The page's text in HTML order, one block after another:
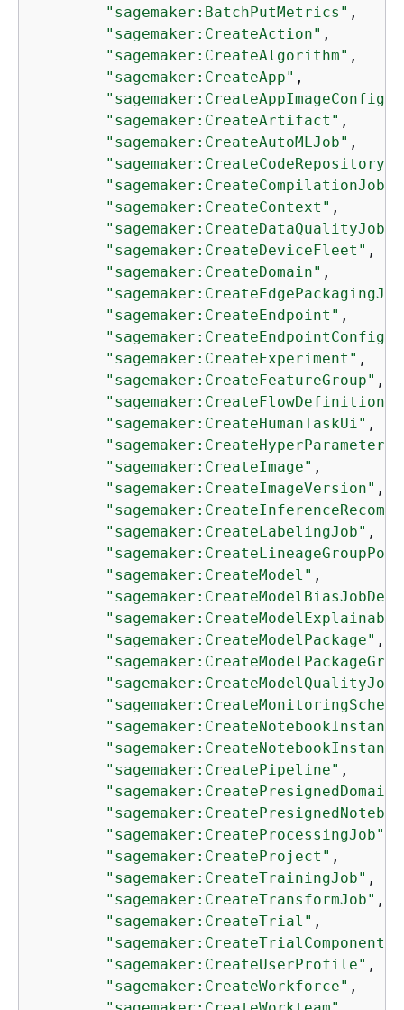
"sagemaker:BatchPutMetrics" ,
"sagemaker:CreateAction" ,
"sagemaker:CreateAlgorithm" ,
"sagemaker:CreateApp" ,
"sagemaker:CreateAppImageConfig"
"sagemaker:CreateArtifact" ,
"sagemaker:CreateAutoMLJob" ,
"sagemaker:CreateCodeRepository"
"sagemaker:CreateCompilationJob"
"sagemaker:CreateContext" ,
"sagemaker:CreateDeviceFleet" ,
"sagemaker:CreateDomain" ,
"sagemaker:CreateEndpoint" ,
"sagemaker:CreateEndpointConfig"
"sagemaker:CreateExperiment" ,
"sagemaker:CreateFeatureGroup" ,
"sagemaker:CreateFlowDefinition"
"sagemaker:CreateHumanTaskUi" ,
"sagemaker:CreateImage" ,
"sagemaker:CreateImageVersion" ,
"sagemaker:CreateLabelingJob" ,
"sagemaker:CreateModel" ,
"sagemaker:CreateModelPackage" ,
"sagemaker:CreatePipeline" ,
"sagemaker:CreateProcessingJob"
"sagemaker:CreateProject" ,
"sagemaker:CreateTrainingJob" ,
"sagemaker:CreateTransformJob" ,
"sagemaker:CreateTrial" ,
"sagemaker:CreateTrialComponent"
"sagemaker:CreateUserProfile" ,
"sagemaker:CreateWorkforce" ,